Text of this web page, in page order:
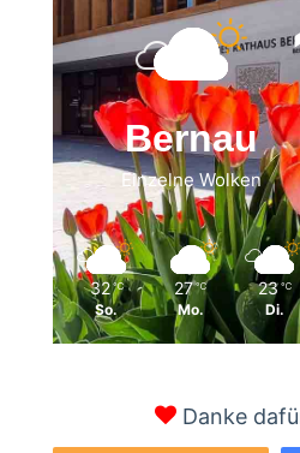
Bernau
Einzelne Wolken
32 ℃
So.
27 ℃
Mo.
23 ℃
Di.
Danke